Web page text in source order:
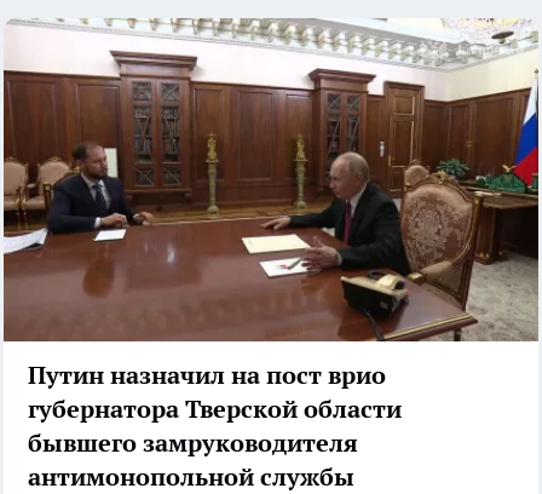
Путин назначил на пост врио
губернатора Тверской области
бывшего замруководителя
антимонопольной службы